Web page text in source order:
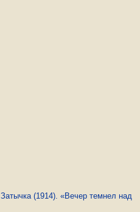
Затычка (1914). «Вечер темнел над